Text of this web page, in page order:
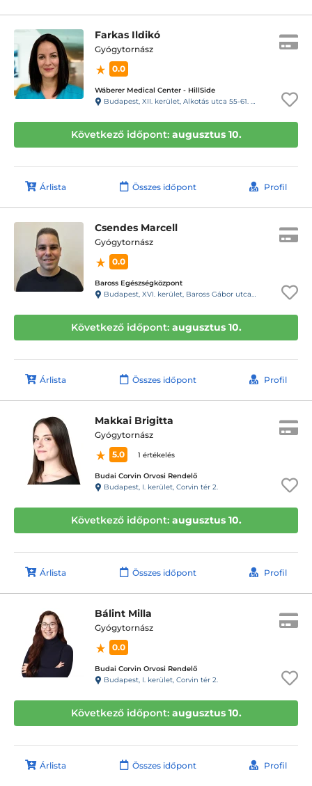
Farkas Ildikó
Gyógytornász
0.0
Wáberer Medical Center - HillSide
Budapest, XII. kerület, Alkotás utca 55-61. Hillside
Következő időpont: augusztus 10.
Árlista Összes időpont Profil
Csendes Marcell
Gyógytornász
0.0
Baross Egészségközpont
Budapest, XVI. kerület, Baross Gábor utca 40.
Következő időpont: augusztus 10.
Árlista Összes időpont Profil
Makkai Brigitta
Gyógytornász
5.0
1 értékelés
Budai Corvin Orvosi Rendelő
Budapest, I. kerület, Corvin tér 2.
Következő időpont: augusztus 10.
Árlista Összes időpont Profil
Bálint Milla
Gyógytornász
0.0
Budai Corvin Orvosi Rendelő
Budapest, I. kerület, Corvin tér 2.
Következő időpont: augusztus 10.
Árlista Összes időpont Profil